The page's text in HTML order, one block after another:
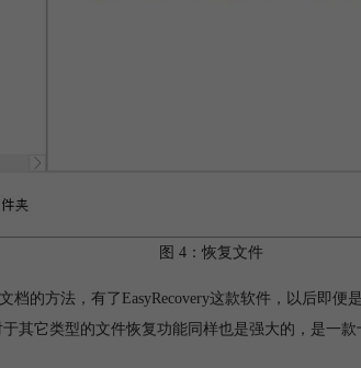
图 4：恢复文件
档的方法，有了EasyRecovery这款软件，以后即
其它类型的文件恢复功能同样也是强大的，是一款